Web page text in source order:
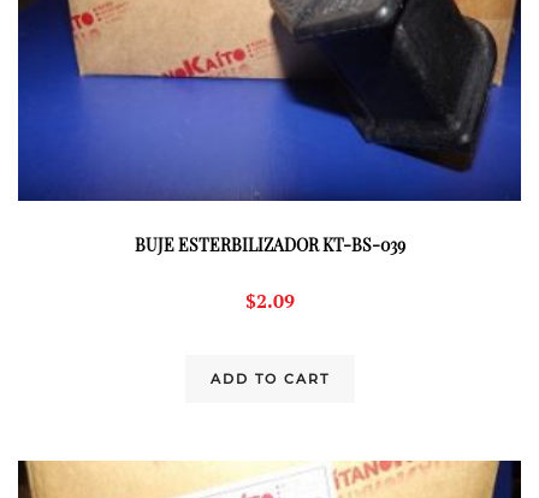
BUJE ESTERBILIZADOR KT-BS-039
$2.09
ADD TO CART